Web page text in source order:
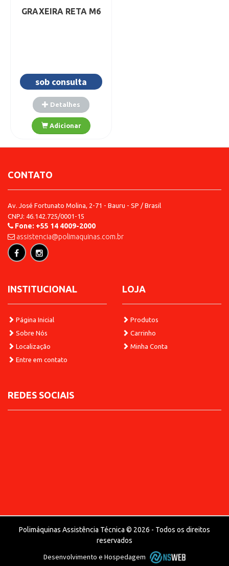
GRAXEIRA RETA M6
sob consulta
CONTATO
Av. José Fortunato Molina, 2-71 - Bauru - SP / Brasil
CNPJ: 46.142.725/0001-15
Fone: +55 14 4009-2000
assistencia@polimaquinas.com.br
INSTITUCIONAL
Página Inicial
Sobre Nós
Localização
Entre em contato
LOJA
Produtos
Carrinho
Minha Conta
REDES SOCIAIS
Polimáquinas Assistência Técnica © 2026 - Todos os direitos
reservados
Desenvolvimento e Hospedagem